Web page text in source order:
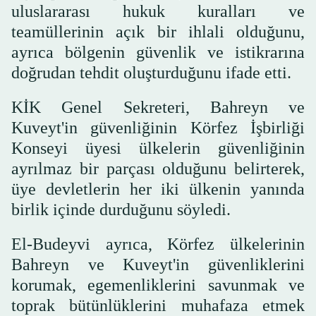
uluslararası hukuk kuralları ve
teamüllerinin açık bir ihlali olduğunu,
ayrıca bölgenin güvenlik ve istikrarına
doğrudan tehdit oluşturduğunu ifade etti.
KİK Genel Sekreteri, Bahreyn ve
Kuveyt'in güvenliğinin Körfez İşbirliği
Konseyi üyesi ülkelerin güvenliğinin
ayrılmaz bir parçası olduğunu belirterek,
üye devletlerin her iki ülkenin yanında
birlik içinde durduğunu söyledi.
El-Budeyvi ayrıca, Körfez ülkelerinin
Bahreyn ve Kuveyt'in güvenliklerini
korumak, egemenliklerini savunmak ve
toprak bütünlüklerini muhafaza etmek